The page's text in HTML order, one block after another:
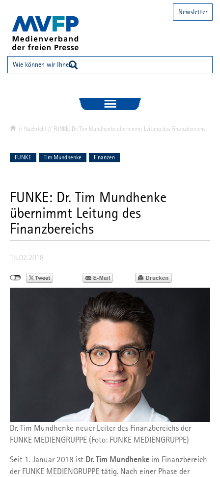
Newsletter
// Nachricht // FUNKE: Dr. Tim Mundhenke übernimmt Leitung des Finanzbereichs
FUNKE Tim Mundhenke Finanzen
FUNKE: Dr. Tim Mundhenke
übernimmt Leitung des
Finanzbereichs
15.02.2018
Dr. Tim Mundhenke neuer Leiter des Finanzbereichs der
FUNKE MEDIENGRUPPE (Foto: FUNKE MEDIENGRUPPE)
Seit 1. Januar 2018 ist Dr. Tim Mundhenke im Finanzbereich
der FUNKE MEDIENGRUPPE tätig. Nach einer Phase der